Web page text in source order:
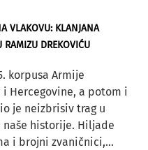
VLAKOVU: KLANJANA
RAMIZU DREKOVIĆU
korpusa Armije
i Hercegovine, a potom i
je neizbrisiv trag u
historije. Hiljade
i brojni zvaničnici,...